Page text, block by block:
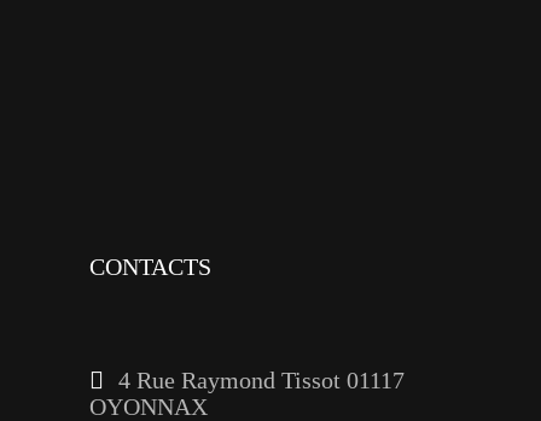
CONTACTS
4 Rue Raymond Tissot 01117
OYONNAX